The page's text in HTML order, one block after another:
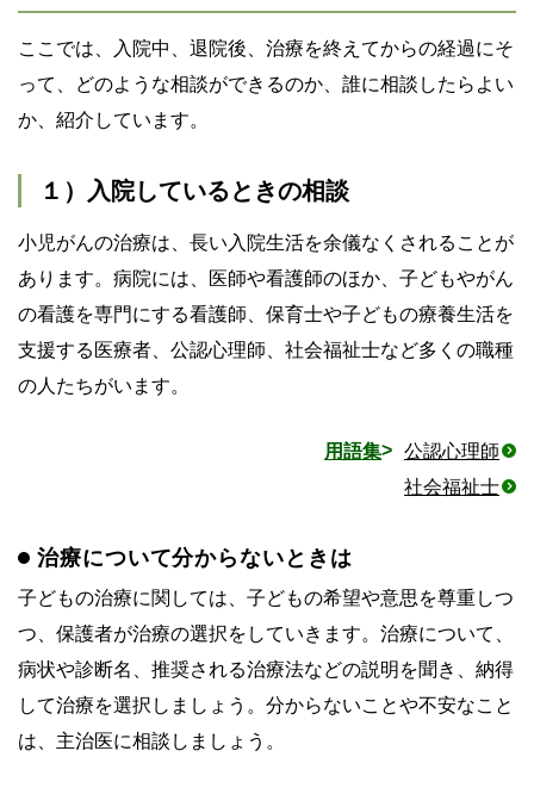
ここでは、入院中、退院後、治療を終えてからの経過にそ
って、どのような相談ができるのか、誰に相談したらよい
か、紹介しています。
１）入院しているときの相談
小児がんの治療は、長い入院生活を余儀なくされることが
あります。病院には、医師や看護師のほか、子どもやがん
の看護を専門にする看護師、保育士や子どもの療養生活を
支援する医療者、公認心理師、社会福祉士など多くの職種
の人たちがいます。
用語集
公認心理師
社会福祉士
治療について分からないときは
子どもの治療に関しては、子どもの希望や意思を尊重しつ
つ、保護者が治療の選択をしていきます。治療について、
病状や診断名、推奨される治療法などの説明を聞き、納得
して治療を選択しましょう。分からないことや不安なこと
は、主治医に相談しましょう。